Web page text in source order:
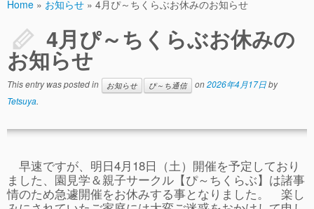
施設紹介
指導／保育の内容
入園募集／入園費用
通園について
卒園児進路
Home » お知らせ » 4月ぴ～ちくらぶお休みのお知らせ
4月ぴ～ちくらぶお休みの
お知らせ
This entry was posted in お知らせ ぴ～ち通信 on2026年4月17日by
Tetsuya.
早速ですが、明日4月18日（土）開催を予定しており
ました、園見学＆親子サークル【ぴ～ちくらぶ】は諸事
情のため急遽開催をお休みする事となりました。 楽し